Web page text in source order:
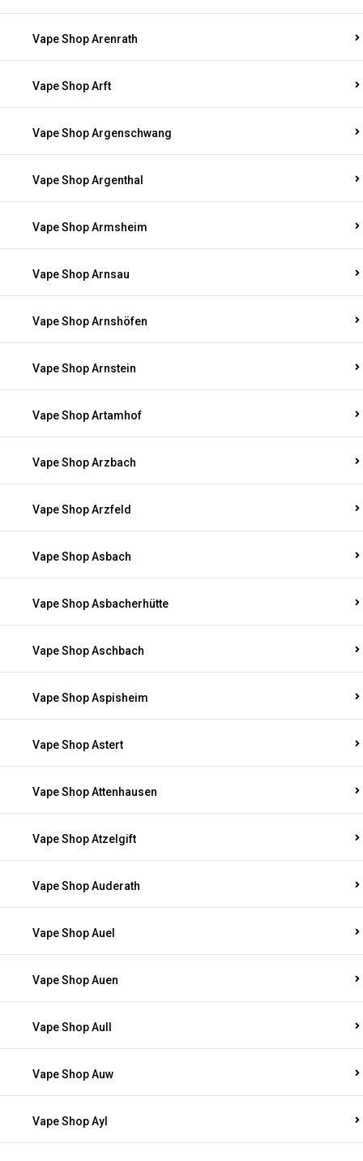
Vape Shop Arenrath
Vape Shop Arft
Vape Shop Argenschwang
Vape Shop Argenthal
Vape Shop Armsheim
Vape Shop Arnsau
Vape Shop Arnshöfen
Vape Shop Arnstein
Vape Shop Artamhof
Vape Shop Arzbach
Vape Shop Arzfeld
Vape Shop Asbach
Vape Shop Asbacherhütte
Vape Shop Aschbach
Vape Shop Aspisheim
Vape Shop Astert
Vape Shop Attenhausen
Vape Shop Atzelgift
Vape Shop Auderath
Vape Shop Auel
Vape Shop Auen
Vape Shop Aull
Vape Shop Auw
Vape Shop Ayl